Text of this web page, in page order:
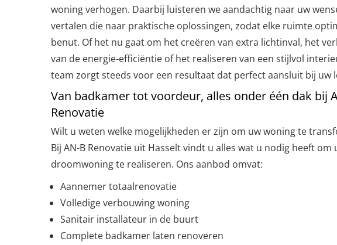
woning verhogen. Daarbij luisteren we aandachtig naar uw
vertalen die naar praktische oplossingen, zodat elke ruimte
benut. Of het nu gaat om het creëren van extra lichtinval, het
van de energie-efficiëntie of het realiseren van een stijlvol
team zorgt steeds voor een resultaat dat perfect aansluit bij uw
Van badkamer tot voordeur, alles onder één dak bij
Renovatie
Wilt u weten welke mogelijkheden er zijn om uw woning te
Bij AN-B Renovatie uit Hasselt vindt u alles wat u nodig heeft om
droomwoning te realiseren. Ons aanbod omvat:
Aannemer totaalrenovatie
Volledige verbouwing woning
Sanitair installateur in de buurt
Complete badkamer laten renoveren